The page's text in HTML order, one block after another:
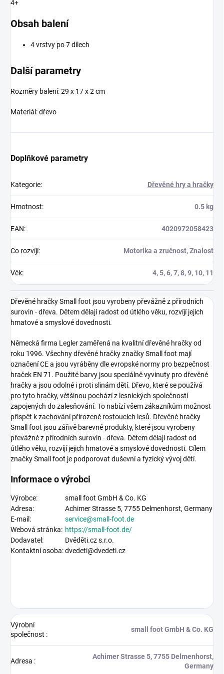
4+
Obsah balení
4 vrstvy po 7 dílech
Další parametry
Rozměry balení: 29 x 17 x 2 cm
Materiál: dřevo
Doplňkové parametry
Kategorie: Dřevěné hry a hračky
Hmotnost: 0.5 kg
EAN: 4020972058423
Co rozvíjí: Motorika a zručnost, Znalost
Věk: 4, 5, 6, 7, 8, 9, 10, 11
Dřevěné hračky Small foot jsou vyrobeny převážně z přírodních
surovin - dřeva. Dětem dělají radost od útlého věku, rozvíjí jejich
hmatové a smyslové dovednosti.
Německá firma Legler zaměřená na kvalitní dřevěné hračky od
roku 1996. Všechny dřevěné hračky značky Small foot mají
označení CE a jsou vyráběny dle evropské normy pro bezpečnost
hraček EN 71. Použité barvy jsou speciálně vyvinuty pro dřevěné
hračky a jsou odolné i proti slinám dětí. Dřevo, které se používá
pro tyto hračky, většinou pochází z lesnických společností
zapojených do zalesňování. To nabízí všem zákazníkům možnost
přispět k zachování přirozeně rostoucích lesů. Dřevěné hračky
Small foot jsou zářivě barevné produkty, které jsou vyrobeny
převážně z přírodních surovin - dřeva. Dětem dělají radost od
útlého věku, rozvíjí jejich hmatové a smyslové dovednosti. Cílem
značky Small foot je podporovat duševní a fyzický vývoj dětí.
Informace o výrobci
Výrobce:
small foot GmbH & Co. KG
Adresa:
Achimer Strasse 5, 7755 Delmenhorst, Germany
E-mail:
service@small-foot.de
Webová stránka: https://small-foot.de/
Dodavatel:
Dvěděti.cz s.r.o.
Kontaktní osoba:dvedeti@dvedeti.cz
Výrobní
společnost :
small foot GmbH & Co. KG
Adresa :
Achimer Strasse 5, 7755 Delmenhorst,
Germany